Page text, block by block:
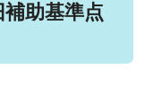
助基準点